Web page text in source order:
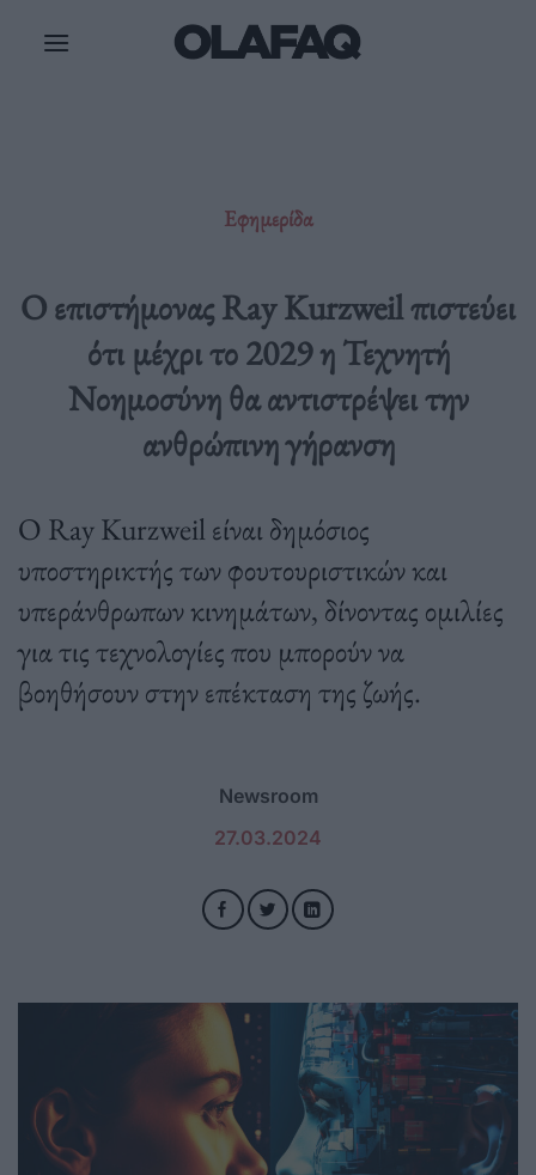
Εφημερίδα
O επιστήμονας Ray Kurzweil πιστεύει
ότι μέχρι το 2029 η Τεχνητή
Νοημοσύνη θα αντιστρέψει την
ανθρώπινη γήρανση
Ο Ray Kurzweil είναι δημόσιος
υποστηρικτής των φουτουριστικών και
υπεράνθρωπων κινημάτων, δίνοντας ομιλίες
για τις τεχνολογίες που μπορούν να
βοηθήσουν στην επέκταση της ζωής.
Newsroom
27.03.2024